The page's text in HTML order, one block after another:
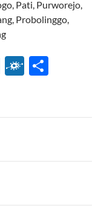
Pati, Purworejo,
Probolinggo,
Di F
d e